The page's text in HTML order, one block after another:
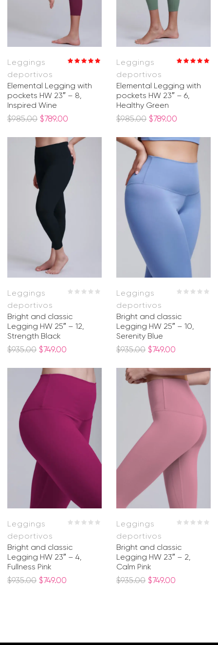
Leggings
deportivos
Elemental Legging with
pockets HW 23″ – 8,
Inspired Wine
$985.00 $789.00
Leggings
deportivos
Elemental Legging with
pockets HW 23″ – 6,
Healthy Green
$985.00 $789.00
Leggings
deportivos
Bright and classic
Legging HW 25″ – 12,
Strength Black
$935.00 $749.00
Leggings
deportivos
Bright and classic
Legging HW 25″ – 10,
Serenity Blue
$935.00 $749.00
Leggings
deportivos
Bright and classic
Legging HW 23″ – 4,
Fullness Pink
$935.00 $749.00
Leggings
deportivos
Bright and classic
Legging HW 23″ – 2,
Calm Pink
$935.00 $749.00